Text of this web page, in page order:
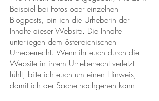
Beispiel bei Fotos oder einzelnen
Blogposts, bin ich die Urheberin der
Inhalte dieser Website. Die Inhalte
unterliegen dem österreichischen
Urheberrecht. Wenn ihr euch durch die
Website in ihrem Urheberrecht verletzt
fühlt, bitte ich euch um einen Hinweis,
damit ich der Sache nachgehen kann.